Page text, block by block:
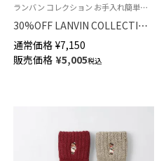
ランバン コレクション お手入れ簡単！らくらくアイロン 花柄 セツキ 袖なし
30%OFF LANVIN COLLECTION
形態安定加工 綿100％ 横ボタン
サイドボタン サテンストライプ
グワッシュローズ柄 背付き エ
通常価格 ¥7,150
販売価格 ¥5,005税込